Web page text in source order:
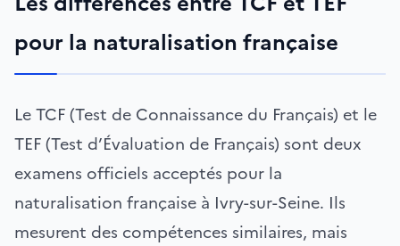
pour la naturalisation française
Le TCF (Test de Connaissance du Français) et le
TEF (Test d’Évaluation de Français) sont deux
examens officiels acceptés pour la
naturalisation française à Ivry-sur-Seine. Ils
mesurent des compétences similaires, mais